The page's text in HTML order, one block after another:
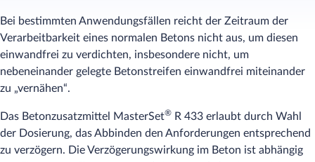
Bei bestimmten Anwendungsfällen reicht der Zeitraum der
Verarbeitbarkeit eines normalen Betons nicht aus, um diesen
einwandfrei zu verdichten, insbesondere nicht, um
nebeneinander gelegte Betonstreifen einwandfrei miteinander
zu „vernähen“.
Das Betonzusatzmittel MasterSet® R 433 erlaubt durch Wahl
der Dosierung, das Abbinden den Anforderungen entsprechend
zu verzögern. Die Verzögerungswirkung im Beton ist abhängig